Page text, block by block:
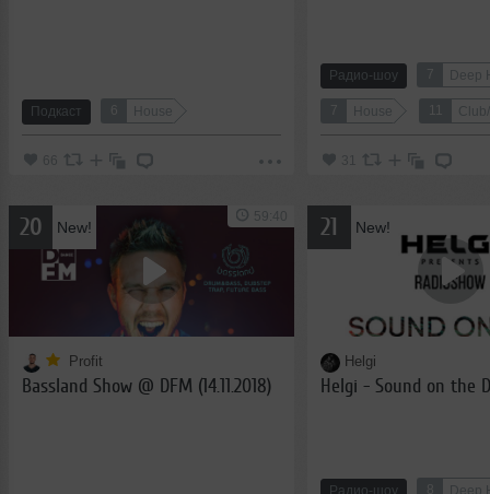
Подкаст 6 House
66
Радио-шоу 7 Deep
7 House 11
31
20 New!
Profit
Bassland Show @ DFM (14.11.2018)
59:40 21 New!
Helgi
Helgi - Sound on the
Радио-шоу 8 Deep